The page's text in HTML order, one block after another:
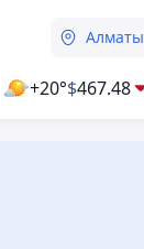
Алматы
+20°$467.48